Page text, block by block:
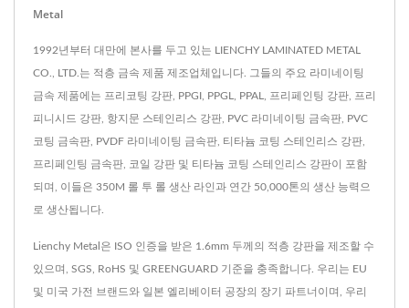
Metal
1992년부터 대만에 본사를 두고 있는 LIENCHY LAMINATED METAL
CO., LTD.는 적층 금속 제품 제조업체입니다. 그들의 주요 라미네이팅
금속 제품에는 프리코팅 강판, PPGI, PPGL, PPAL, 프리페인팅 강판, 프리
피니시드 강판, 항지문 스테인리스 강판, PVC 라미네이팅 금속판, PVC
코팅 금속판, PVDF 라미네이팅 금속판, 티타늄 코팅 스테인리스 강판,
프리페인팅 금속판, 코일 강판 및 티타늄 코팅 스테인리스 강판이 포함
되며, 이들은 350M 롤 투 롤 생산 라인과 연간 50,000톤의 생산 능력으
로 생산됩니다.
Lienchy Metal은 ISO 인증을 받은 1.6mm 두께의 적층 강판을 제조할 수
있으며, SGS, RoHS 및 GREENGUARD 기준을 충족합니다. 우리는 EU
및 미국 가전 브랜드와 일본 엘리베이터 공장의 장기 파트너이며, 우리